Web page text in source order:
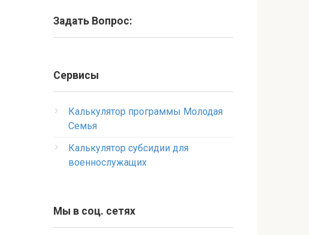
Задать Вопрос:
Сервисы
Калькулятор программы Молодая
Семья
Калькулятор субсидии для
военнослужащих
Мы в соц. сетях